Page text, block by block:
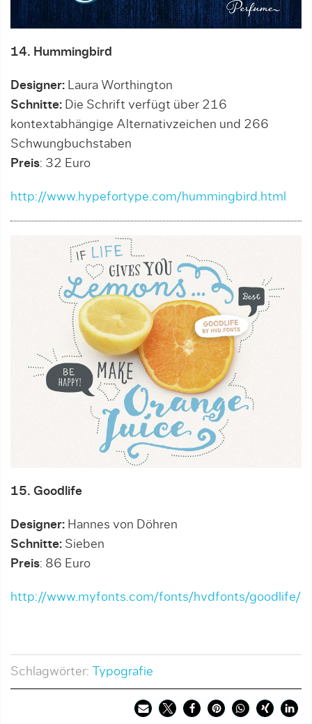
14. Hummingbird
Designer: Laura Worthington
Schnitte: Die Schrift verfügt über 216
kontextabhängige Alternativzeichen und 266
Schwungbuchstaben
Preis: 32 Euro
http://www.hypefortype.com/hummingbird.html
15. Goodlife
Designer: Hannes von Döhren
Schnitte: Sieben
Preis: 86 Euro
http://www.myfonts.com/fonts/hvdfonts/goodlife/
Schlagwörter: Typografie